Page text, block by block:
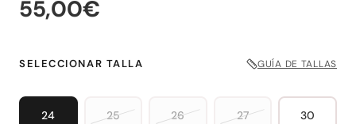
55,00€
SELECCIONAR TALLA GUÍA DE TALLAS
24 25 26 27 30